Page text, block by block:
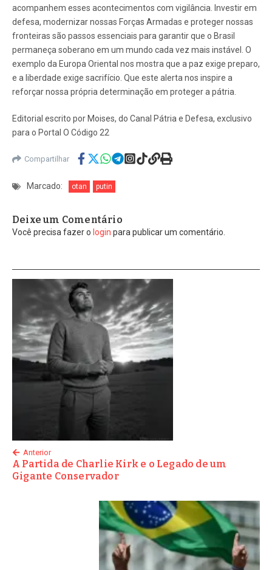
acompanhem esses acontecimentos com vigilância. Investir em
defesa, modernizar nossas Forças Armadas e proteger nossas
fronteiras são passos essenciais para garantir que o Brasil
permaneça soberano em um mundo cada vez mais instável. O
exemplo da Europa Oriental nos mostra que a paz exige preparo,
e a liberdade exige sacrifício. Que este alerta nos inspire a
reforçar nossa própria determinação em proteger a pátria.
Editorial escrito por Moises, do Canal Pátria e Defesa, exclusivo
para o Portal O Código 22
Compartilhar
Marcado: otan putin
Deixe um Comentário
Você precisa fazer o login para publicar um comentário.
Anterior
A Partida de Charlie Kirk e o Legado de um
Gigante Conservador